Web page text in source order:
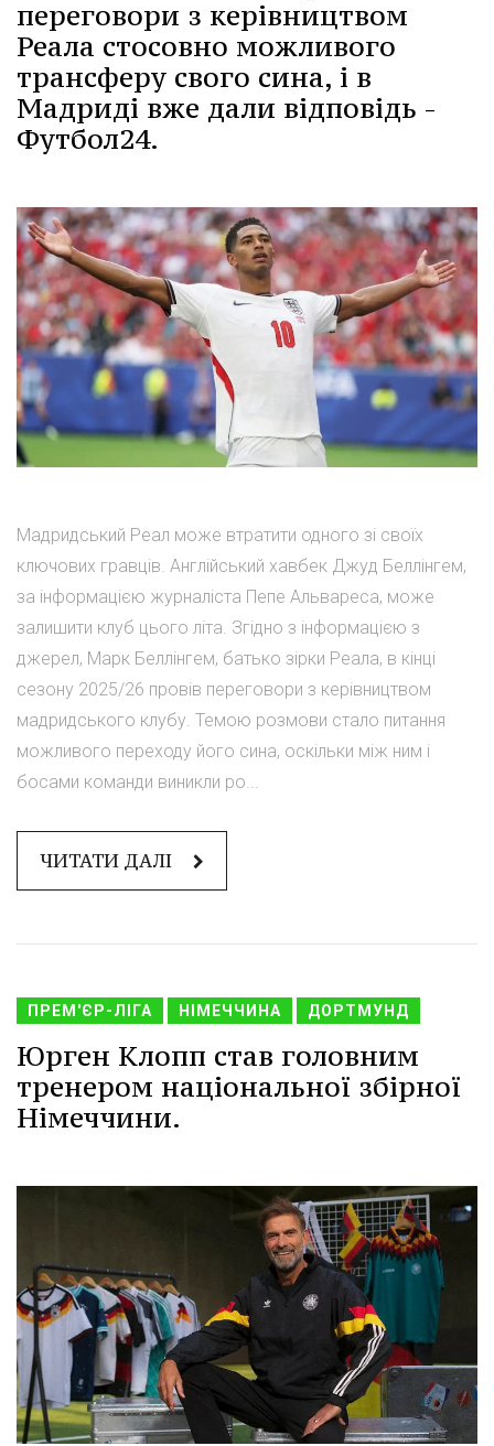
переговори з керівництвом
Реала стосовно можливого
трансферу свого сина, і в
Мадриді вже дали відповідь -
Футбол24.
Мадридський Реал може втратити одного зі своїх
ключових гравців. Англійський хавбек Джуд Беллінгем,
за інформацією журналіста Пепе Альвареса, може
залишити клуб цього літа. Згідно з інформацією з
джерел, Марк Беллінгем, батько зірки Реала, в кінці
сезону 2025/26 провів переговори з керівництвом
мадридського клубу. Темою розмови стало питання
можливого переходу його сина, оскільки між ним і
босами команди виникли ро...
ЧИТАТИ ДАЛІ
ПРЕМ'ЄР-ЛІГА НІМЕЧЧИНА ДОРТМУНД
Юрген Клопп став головним
тренером національної збірної
Німеччини.